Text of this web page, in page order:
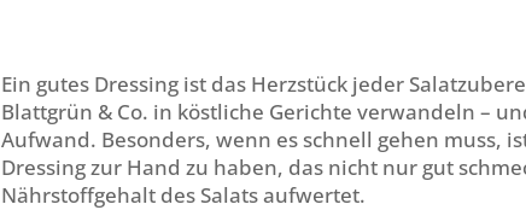
Ein gutes Dressing ist das Herzstück jeder
Blattgrün & Co. in köstliche Gerichte verwandeln –
Aufwand. Besonders, wenn es schnell gehen muss,
Dressing zur Hand zu haben, das nicht nur gut
Nährstoffgehalt des Salats aufwertet.